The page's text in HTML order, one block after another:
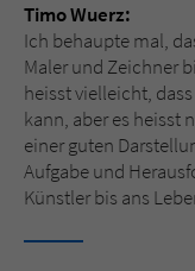
Timo Wuerz:
Ich behaupte mal,
Maler und Zeichner
heisst vielleicht,
kann, aber es heisst
einer guten
Aufgabe und
Künstler bis ans